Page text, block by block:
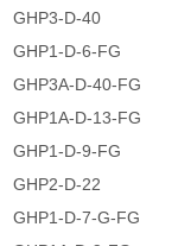
GHP3-D-40
GHP1-D-6-FG
GHP3A-D-40-FG
GHP1A-D-13-FG
GHP1-D-9-FG
GHP2-D-22
GHP1-D-7-G-FG